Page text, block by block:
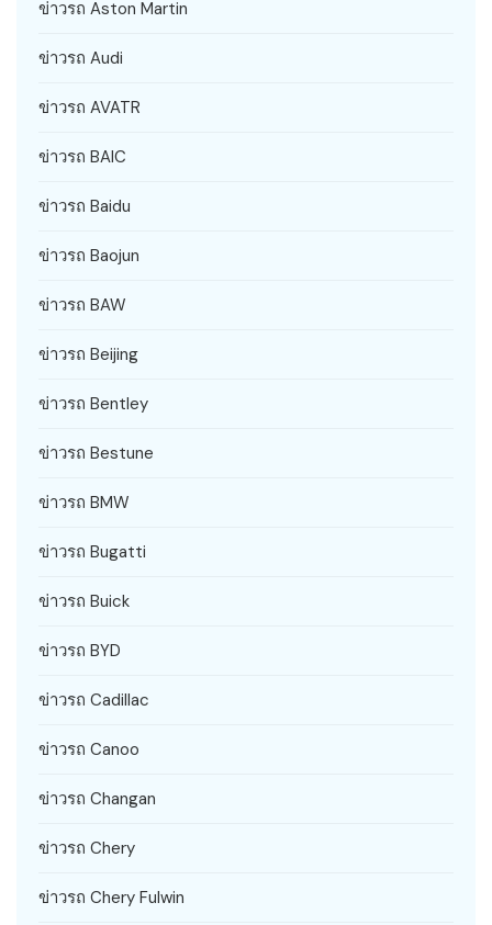
ข่าวรถ Aston Martin
ข่าวรถ Audi
ข่าวรถ AVATR
ข่าวรถ BAIC
ข่าวรถ Baidu
ข่าวรถ Baojun
ข่าวรถ BAW
ข่าวรถ Beijing
ข่าวรถ Bentley
ข่าวรถ Bestune
ข่าวรถ BMW
ข่าวรถ Bugatti
ข่าวรถ Buick
ข่าวรถ BYD
ข่าวรถ Cadillac
ข่าวรถ Canoo
ข่าวรถ Changan
ข่าวรถ Chery
ข่าวรถ Chery Fulwin